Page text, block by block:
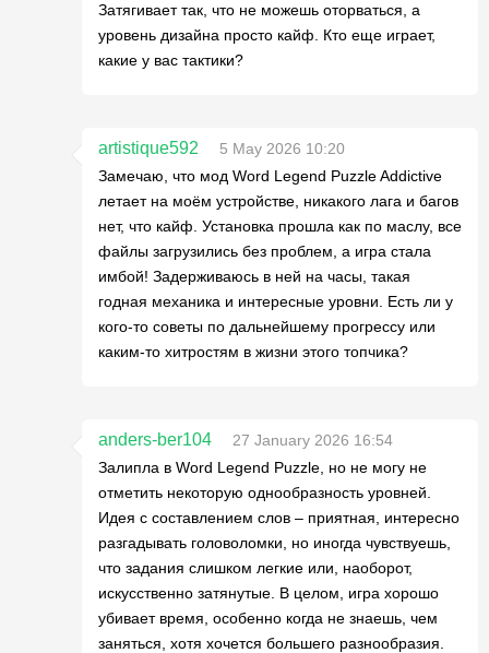
Затягивает так, что не можешь оторваться, а
уровень дизайна просто кайф. Кто еще играет,
какие у вас тактики?
artistique592
5 May 2026 10:20
Замечаю, что мод Word Legend Puzzle Addictive
летает на моём устройстве, никакого лага и багов
нет, что кайф. Установка прошла как по маслу, все
файлы загрузились без проблем, а игра стала
имбой! Задерживаюсь в ней на часы, такая
годная механика и интересные уровни. Есть ли у
кого-то советы по дальнейшему прогрессу или
каким-то хитростям в жизни этого топчика?
anders-ber104
27 January 2026 16:54
Залипла в Word Legend Puzzle, но не могу не
отметить некоторую однообразность уровней.
Идея с составлением слов – приятная, интересно
разгадывать головоломки, но иногда чувствуешь,
что задания слишком легкие или, наоборот,
искусственно затянутые. В целом, игра хорошо
убивает время, особенно когда не знаешь, чем
заняться, хотя хочется большего разнообразия.